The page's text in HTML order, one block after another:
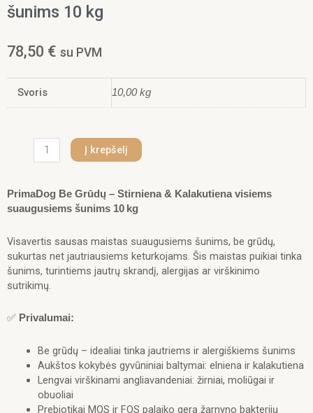
šunims 10 kg
78,50 € su PVM
Svoris 10,00 kg
produkto
Be
&
Kalakutiena
visiems
suaugusiems
10
Į krepšelį
PrimaDog Be Grūdų – Stirniena & Kalakutiena visiems
suaugusiems šunims 10 kg
Visavertis sausas maistas suaugusiems šunims, be grūdų,
sukurtas net jautriausiems keturkojams. Šis maistas puikiai tinka
šunims, turintiems jautrų skrandį, alergijas ar virškinimo
sutrikimų.
✅ Privalumai:
Be grūdų – idealiai tinka jautriems ir alergiškiems šunims
Aukštos kokybės gyvūniniai baltymai: elniena ir kalakutiena
Lengvai virškinami angliavandeniai: žirniai, moliūgai ir
obuoliai
Prebiotikai MOS ir FOS palaiko gerą žarnyno bakterijų